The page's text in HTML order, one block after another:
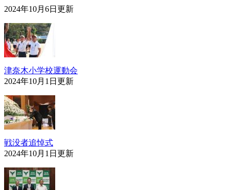
2024年10月6日更新
津奈木小学校運動会
2024年10月1日更新
戦没者追悼式
2024年10月1日更新